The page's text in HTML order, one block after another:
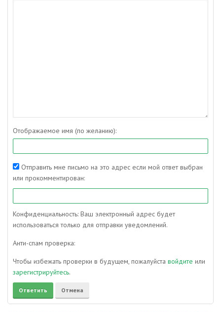
Отображаемое имя (по желанию):
Отправить мне письмо на это адрес если мой ответ выбран
или прокомментирован:
Конфиденциальность: Ваш электронный адрес будет
использоваться только для отправки уведомлений.
Анти-спам проверка:
Чтобы избежать проверки в будущем, пожалуйста войдите или
зарегистрируйтесь.